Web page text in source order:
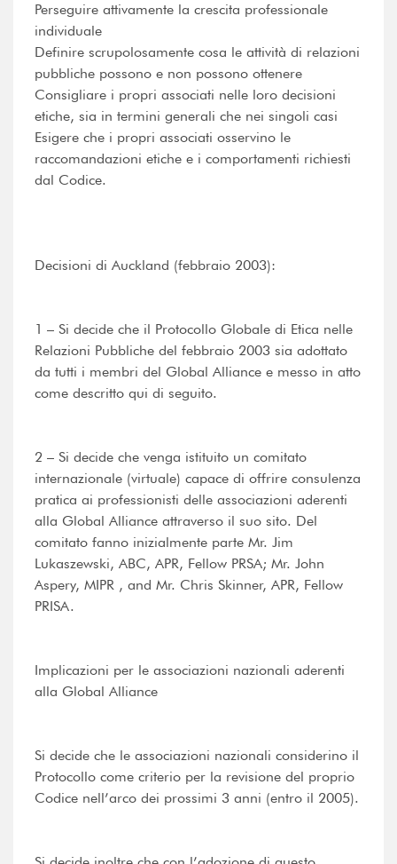
Perseguire attivamente la crescita professionale
individuale
Definire scrupolosamente cosa le attività di relazioni
pubbliche possono e non possono ottenere
Consigliare i propri associati nelle loro decisioni
etiche, sia in termini generali che nei singoli casi
Esigere che i propri associati osservino le
raccomandazioni etiche e i comportamenti richiesti
dal Codice.
Decisioni di Auckland (febbraio 2003):
1 – Si decide che il Protocollo Globale di Etica nelle
Relazioni Pubbliche del febbraio 2003 sia adottato
da tutti i membri del Global Alliance e messo in atto
come descritto qui di seguito.
2 – Si decide che venga istituito un comitato
internazionale (virtuale) capace di offrire consulenza
pratica ai professionisti delle associazioni aderenti
alla Global Alliance attraverso il suo sito. Del
comitato fanno inizialmente parte Mr. Jim
Lukaszewski, ABC, APR, Fellow PRSA; Mr. John
Aspery, MIPR , and Mr. Chris Skinner, APR, Fellow
PRISA.
Implicazioni per le associazioni nazionali aderenti
alla Global Alliance
Si decide che le associazioni nazionali considerino il
Protocollo come criterio per la revisione del proprio
Codice nell’arco dei prossimi 3 anni (entro il 2005).